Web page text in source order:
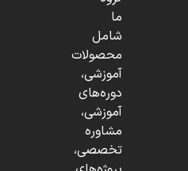
ما
شامل
محصولات
آموزشی،
دوره‌های
آموزشی،
مشاوره
تخصصی،